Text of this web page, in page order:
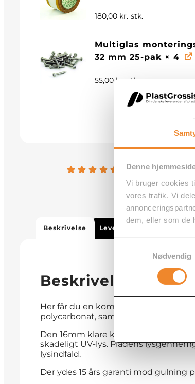
Denne
Vi bruger cookies
vores trafik. Vi
dem, eller som de
Nødvendig
180,00 kr. stk.
Multiglas
32 mm 25-pak × 4
55,00 kr. stk.
600+
Beskrivelse Leveringstid
Beskrivelse
Her får du en komplet pakke med et
polycarbonat, samt alle nødvendige
Den 16mm klare kanalplade af
skadeligt UV-lys. Pladens
lysindfald.
Der ydes 15 års garanti mod gulning